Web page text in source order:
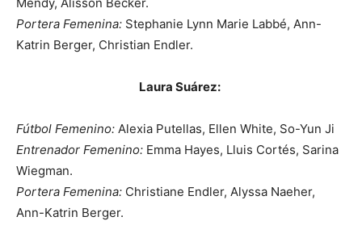
Mendy, Alisson Becker.
Portera Femenina: Stephanie Lynn Marie Labbé, Ann-
Katrin Berger, Christian Endler.
Laura Suárez:
Fútbol Femenino: Alexia Putellas, Ellen White, So-Yun Ji
Entrenador Femenino: Emma Hayes, Lluis Cortés, Sarina
Wiegman.
Portera Femenina: Christiane Endler, Alyssa Naeher,
Ann-Katrin Berger.